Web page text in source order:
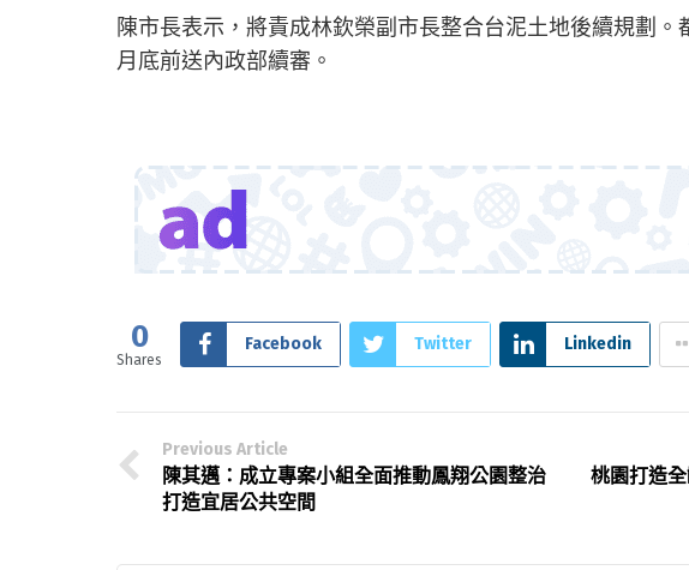
陳市長表示，將責成林欽榮副市長整合台泥土地後續規劃
月底前送內政部續審。
0
Shares
Facebook Twitter Linkedin
Previous Article
陳其邁：成立專案小組全面推動鳳翔公園整治
打造宜居公共空間
桃園打造